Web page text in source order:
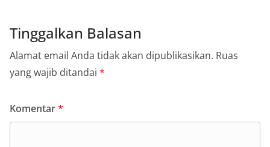
Tinggalkan Balasan
Alamat email Anda tidak akan dipublikasikan. Ruas
yang wajib ditandai *
Komentar*